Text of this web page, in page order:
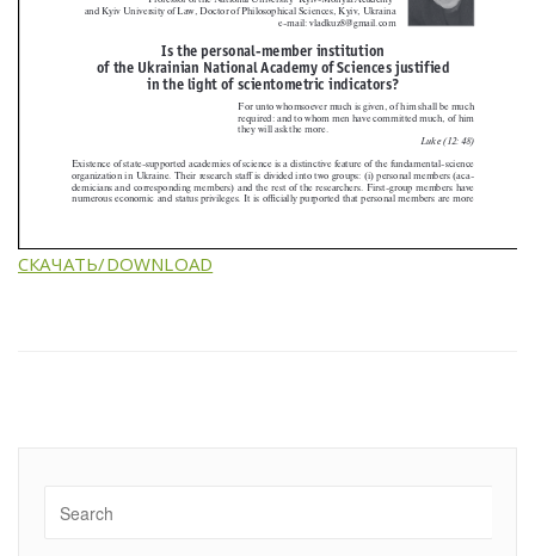
СКАЧАТЬ/DOWNLOAD